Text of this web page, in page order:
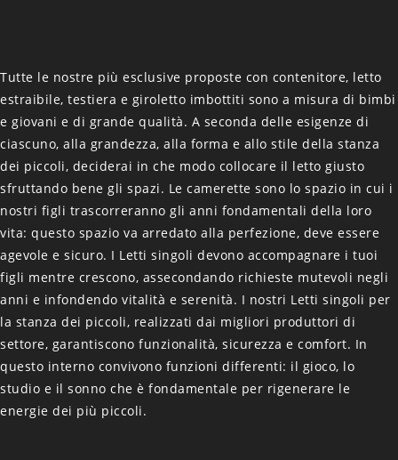
Tutte le nostre più esclusive proposte con contenitore, letto
estraibile, testiera e giroletto imbottiti sono a misura di bimbi
e giovani e di grande qualità. A seconda delle esigenze di
ciascuno, alla grandezza, alla forma e allo stile della stanza
dei piccoli, deciderai in che modo collocare il letto giusto
sfruttando bene gli spazi. Le camerette sono lo spazio in cui i
nostri figli trascorreranno gli anni fondamentali della loro
vita: questo spazio va arredato alla perfezione, deve essere
agevole e sicuro. I Letti singoli devono accompagnare i tuoi
figli mentre crescono, assecondando richieste mutevoli negli
anni e infondendo vitalità e serenità. I nostri Letti singoli per
la stanza dei piccoli, realizzati dai migliori produttori di
settore, garantiscono funzionalità, sicurezza e comfort. In
questo interno convivono funzioni differenti: il gioco, lo
studio e il sonno che è fondamentale per rigenerare le
energie dei più piccoli.